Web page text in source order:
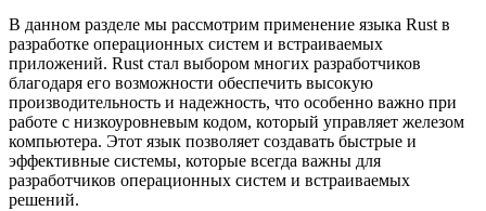
В данном разделе мы рассмотрим применение языка Rust в
разработке операционных систем и встраиваемых
приложений. Rust стал выбором многих разработчиков
благодаря его возможности обеспечить высокую
производительность и надежность, что особенно важно при
работе с низкоуровневым кодом, который управляет железом
компьютера. Этот язык позволяет создавать быстрые и
эффективные системы, которые всегда важны для
разработчиков операционных систем и встраиваемых
решений.